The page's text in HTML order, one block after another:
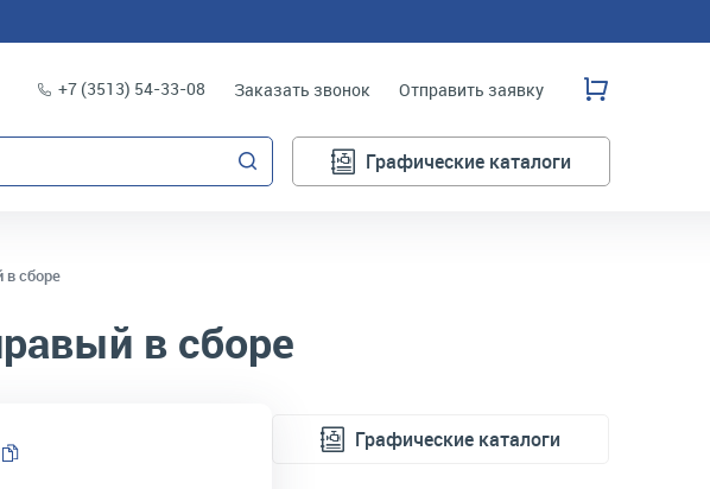
+7 (3513) 54-33-08 Заказать звонок Отправить заявку
Графические каталоги
сборе
в сборе
Графические каталоги